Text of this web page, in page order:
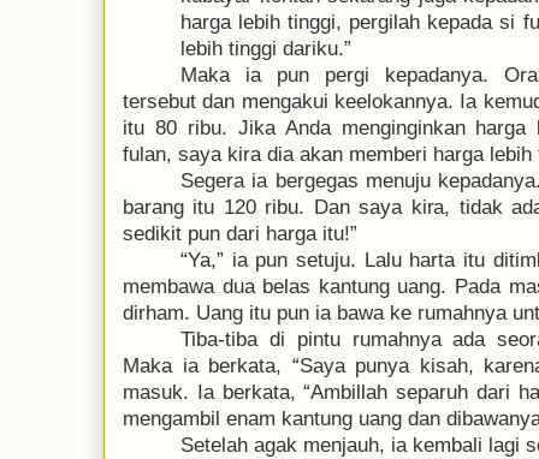
harga lebih tinggi, pergilah kepada si
lebih tinggi dariku.”
Maka ia pun pergi kepadanya.
tersebut dan mengakui keelokannya. Ia
itu 80 ribu. Jika Anda menginginkan
fulan, saya kira dia akan memberi harga lebih
Segera ia bergegas menuju
barang itu 120 ribu. Dan saya kira, tidak
sedikit pun dari harga itu!”
“Ya,” ia pun setuju. Lalu harta itu
membawa dua belas kantung uang. Pada
dirham. Uang itu pun ia bawa ke rumahnya
Tiba-tiba di pintu rumahnya ada
Maka ia berkata, “Saya punya kisah,
masuk. Ia berkata,“Ambillah separuh dari
mengambil enam kantung uang dan
Setelah agak menjauh, ia kembali lagi